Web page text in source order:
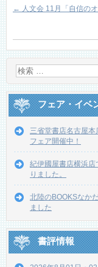
← 人文会 11月「自信の
フェア・イベ
三省堂書店名古屋本
フェア開催中！
紀伊國屋書店横浜店
りました。
北陸のBOOKSなか
ました
書評情報